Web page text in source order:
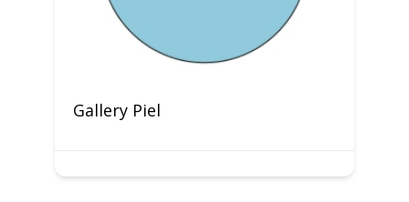
Gallery Piel